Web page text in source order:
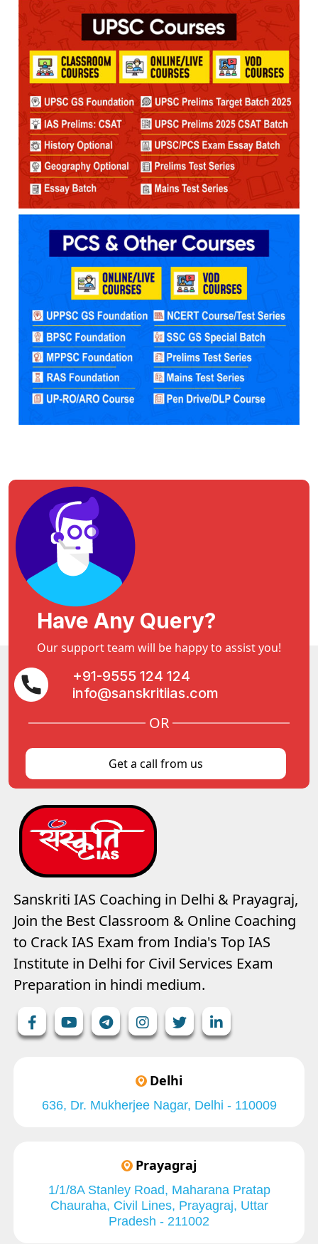
Have Any Query?
Our support team will be happy to assist you!
+91-9555 124 124
info@sanskritiias.com
OR
Get a call from us
Sanskriti IAS Coaching in Delhi & Prayagraj,
Join the Best Classroom & Online Coaching
to Crack IAS Exam from India's Top IAS
Institute in Delhi for Civil Services Exam
Preparation in hindi medium.
Delhi
636, Dr. Mukherjee Nagar, Delhi - 110009
Prayagraj
1/1/8A Stanley Road, Maharana Pratap
Chauraha, Civil Lines, Prayagraj, Uttar
Pradesh - 211002